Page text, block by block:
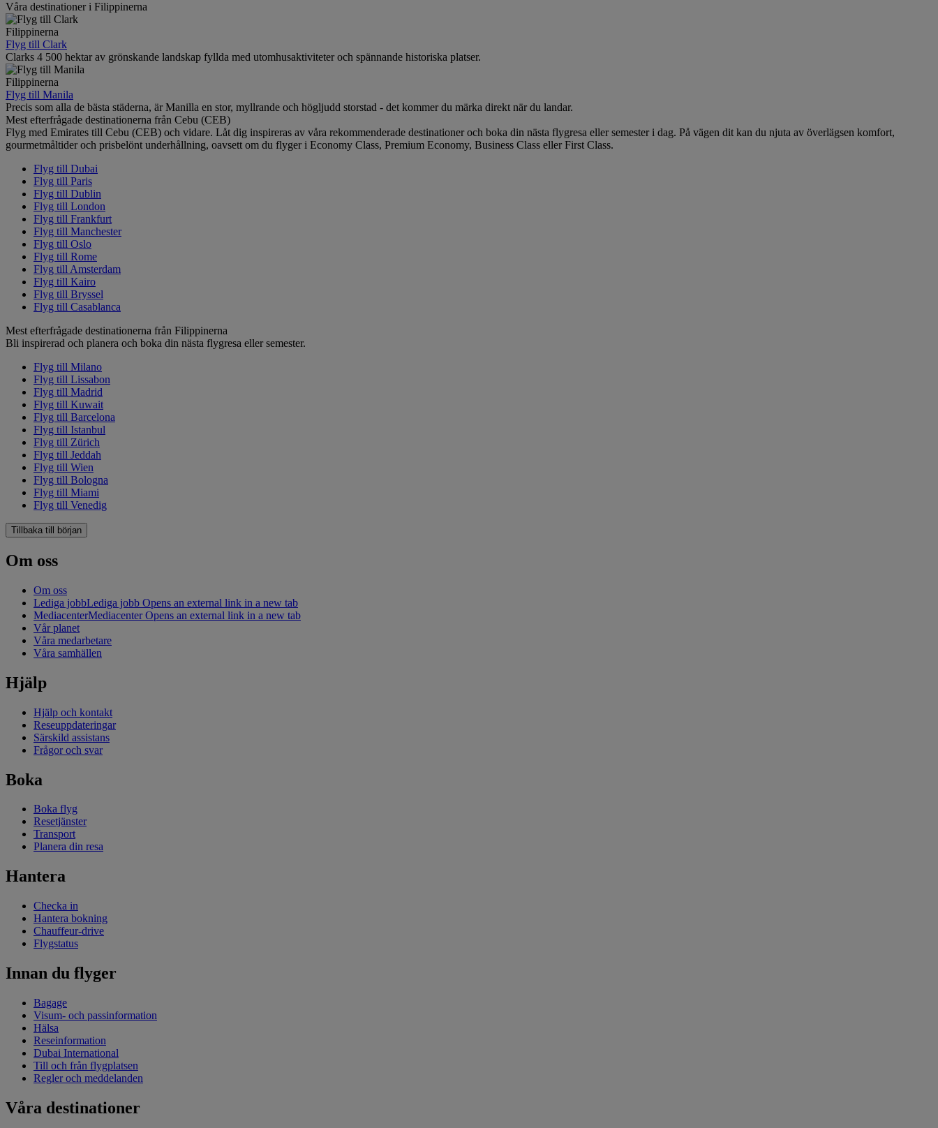
Våra destinationer i Filippinerna
Filippinerna
Flyg till Clark
Clarks 4 500 hektar av grönskande landskap fyllda med utomhusaktiviteter och spännande historiska platser.
Filippinerna
Flyg till Manila
Precis som alla de bästa städerna, är Manilla en stor, myllrande och högljudd storstad - det kommer du märka direkt när du landar.
Mest efterfrågade destinationerna från Cebu (CEB)
Flyg med Emirates till Cebu (CEB) och vidare. Låt dig inspireras av våra rekommenderade destinationer och boka din nästa flygresa eller semester i dag. På vägen dit kan du njuta av överlägsen komfort,
gourmetmåltider och prisbelönt underhållning, oavsett om du flyger i Economy Class, Premium Economy, Business Class eller First Class.
Flyg till Dubai
Flyg till Paris
Flyg till Dublin
Flyg till London
Flyg till Frankfurt
Flyg till Manchester
Flyg till Oslo
Flyg till Rome
Flyg till Amsterdam
Flyg till Kairo
Flyg till Bryssel
Flyg till Casablanca
Mest efterfrågade destinationerna från Filippinerna
Bli inspirerad och planera och boka din nästa flygresa eller semester.
Flyg till Milano
Flyg till Lissabon
Flyg till Madrid
Flyg till Kuwait
Flyg till Barcelona
Flyg till Istanbul
Flyg till Zürich
Flyg till Jeddah
Flyg till Wien
Flyg till Bologna
Flyg till Miami
Flyg till Venedig
Tillbaka till början
Om oss
Om oss
Lediga jobbLediga jobb Opens an external link in a new tab
MediacenterMediacenter Opens an external link in a new tab
Vår planet
Våra medarbetare
Våra samhällen
Hjälp
Hjälp och kontakt
Reseuppdateringar
Särskild assistans
Frågor och svar
Boka
Boka flyg
Resetjänster
Transport
Planera din resa
Hantera
Checka in
Hantera bokning
Chauffeur-drive
Flygstatus
Innan du flyger
Bagage
Visum- och passinformation
Hälsa
Reseinformation
Dubai International
Till och från flygplatsen
Regler och meddelanden
Våra destinationer